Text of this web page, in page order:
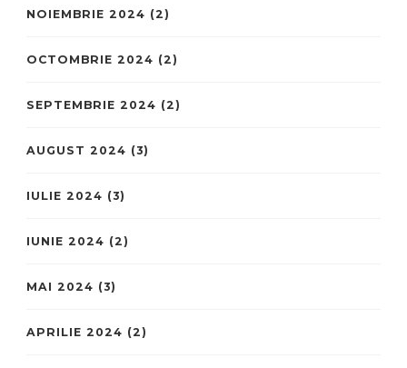
NOIEMBRIE 2024 (2)
OCTOMBRIE 2024 (2)
SEPTEMBRIE 2024 (2)
AUGUST 2024 (3)
IULIE 2024 (3)
IUNIE 2024 (2)
MAI 2024 (3)
APRILIE 2024 (2)